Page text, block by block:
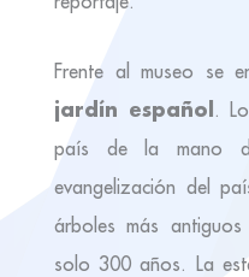
Frente al museo se
jardín español.
país de la mano
evangelización del
árboles más
solo 300 años. La